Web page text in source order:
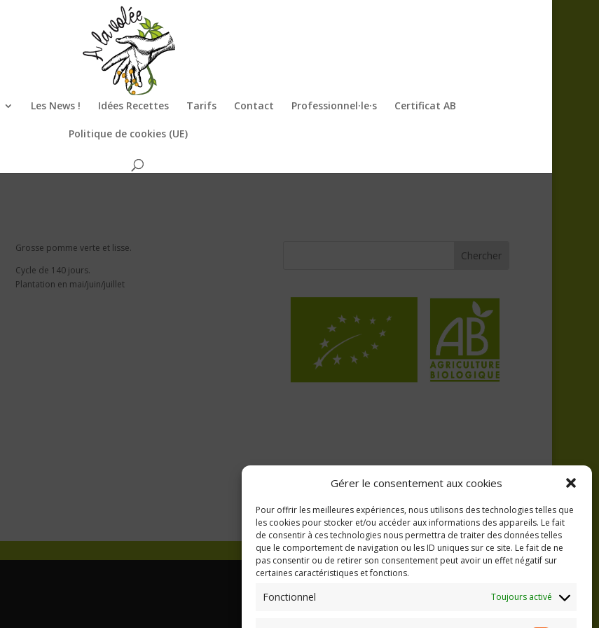
Gérer le consentement aux cookies
Pour offrir les meilleures expériences, nous utilisons des technologies telles que
les cookies pour stocker et/ou accéder aux informations des appareils. Le fait
de consentir à ces technologies nous permettra de traiter des données telles
que le comportement de navigation ou les ID uniques sur ce site. Le fait de ne
pas consentir ou de retirer son consentement peut avoir un effet négatif sur
certaines caractéristiques et fonctions.
Fonctionnel Toujours activé
Les News ! Idées Recettes Tarifs Contact Professionnel·le·s Certificat AB
Politique de cookies (UE)
Grosse pomme verte et lisse.
Cycle de 140 jours.
Plantation en mai/juin/juillet